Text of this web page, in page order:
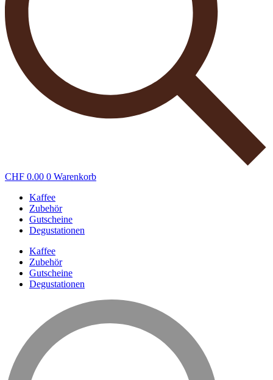
CHF 0.00 0 Warenkorb
Kaffee
Zubehör
Gutscheine
Degustationen
Kaffee
Zubehör
Gutscheine
Degustationen